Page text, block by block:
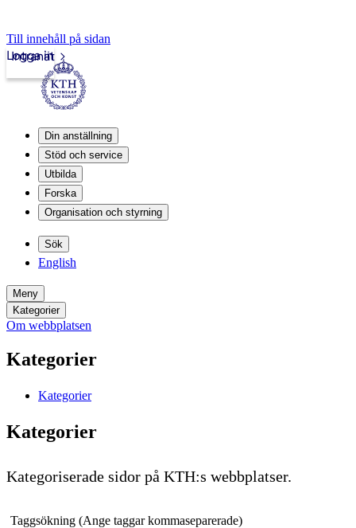
Till innehåll på sidan
Intranät
Logga in
Din anställning
Stöd och service
Utbilda
Forska
Organisation och styrning
Sök
English
Meny
Kategorier
Om webbplatsen
Kategorier
Kategorier
Kategorier
Kategoriserade sidor på KTH:s webbplatser.
Taggsökning (Ange taggar kommaseparerade)